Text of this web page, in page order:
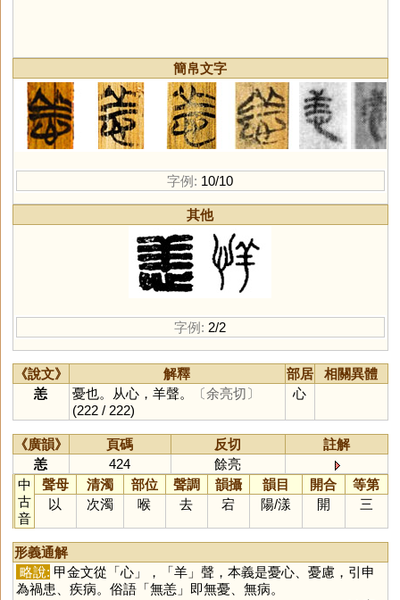
簡帛文字
字例: 10/10
其他
字例: 2/2
《說文》 解釋 部居
相關異體
恙
憂也。从心，羊聲。
〔余亮切〕
(222 / 222)
心
《廣韻》 頁碼 反切
註解
恙
424
餘亮
中
古
音
聲母 清濁 部位 聲調 韻攝 韻目 開合
等第
以
次濁 喉 去 宕 陽/漾 開 三
形義通解
略說: 甲金文從「心」，「羊」聲，本義是憂心、憂慮，引申
為禍患、疾病。俗語「無恙」即無憂、無病。